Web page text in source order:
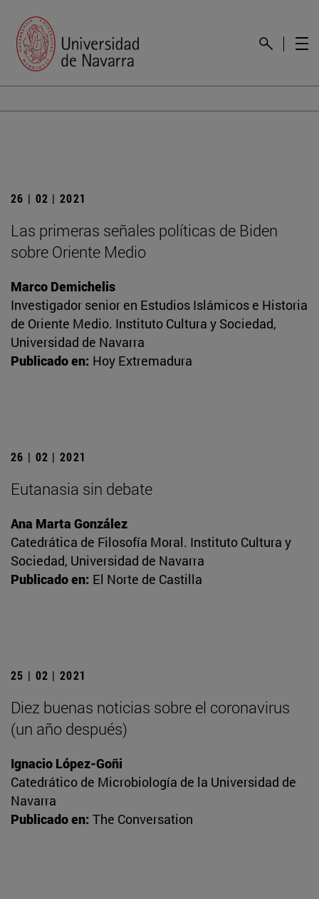
26 | 02 | 2021
Las primeras señales políticas de Biden
sobre Oriente Medio
Marco Demichelis
Investigador senior en Estudios Islámicos e Historia
de Oriente Medio. Instituto Cultura y Sociedad,
Universidad de Navarra
Publicado en: Hoy Extremadura
26 | 02 | 2021
Eutanasia sin debate
Ana Marta González
Catedrática de Filosofía Moral. Instituto Cultura y
Sociedad, Universidad de Navarra
Publicado en: El Norte de Castilla
25 | 02 | 2021
Diez buenas noticias sobre el coronavirus
(un año después)
Ignacio López-Goñi
Catedrático de Microbiología de la Universidad de
Navarra
Publicado en: The Conversation